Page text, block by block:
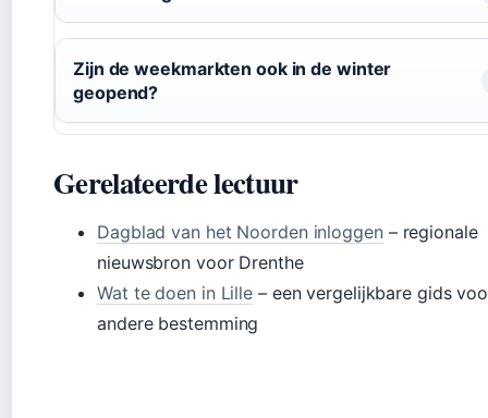
Zijn de weekmarkten ook in de winter
geopend?
Gerelateerde lectuur
Dagblad van het Noorden inloggen – regionale
nieuwsbron voor Drenthe
Wat te doen in Lille – een vergelijkbare gids
andere bestemming